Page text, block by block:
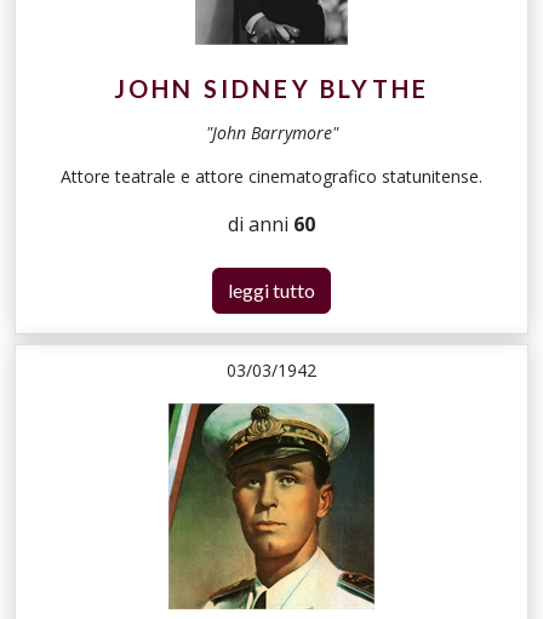
JOHN SIDNEY BLYTHE
"John Barrymore"
Attore teatrale e attore cinematografico statunitense.
di anni 60
leggi tutto
03/03/1942